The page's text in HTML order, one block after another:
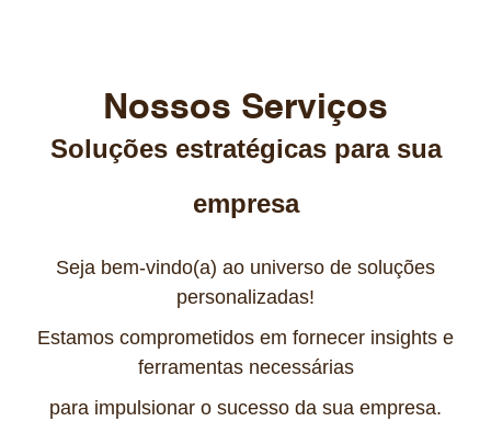
Nossos Serviços
Soluções estratégicas para sua
empresa
Seja bem-vindo(a) ao universo de soluções
personalizadas!
Estamos comprometidos em fornecer insights e
ferramentas necessárias
para impulsionar o sucesso da sua empresa.